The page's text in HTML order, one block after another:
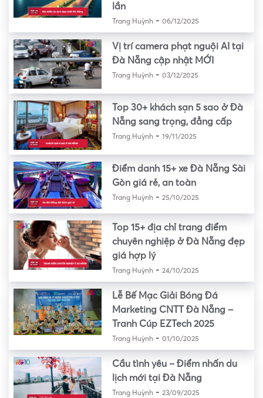
lần
Trang Huỳnh- 06/12/2025
Vị trí camera phạt nguội AI tại
Đà Nẵng cập nhật MỚI
Trang Huỳnh- 03/12/2025
Top 30+ khách sạn 5 sao ở Đà
Nẵng sang trọng, đẳng cấp
Trang Huỳnh- 19/11/2025
Điểm danh 15+ xe Đà Nẵng Sài
Gòn giá rẻ, an toàn
Trang Huỳnh- 25/10/2025
Top 15+ địa chỉ trang điểm
chuyên nghiệp ở Đà Nẵng đẹp
giá hợp lý
Trang Huỳnh- 24/10/2025
Lễ Bế Mạc Giải Bóng Đá
Marketing CNTT Đà Nẵng –
Tranh Cúp EZTech 2025
Trang Huỳnh- 01/10/2025
Cầu tình yêu – Điểm nhấn du
lịch mới tại Đà Nẵng
Trang Huỳnh- 23/09/2025